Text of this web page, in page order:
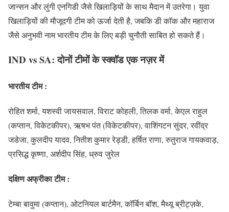
जान्सन और लुंगी एनगिडी जैसे खिलाड़ियों के साथ मैदान में उतरेगा। युवा
खिलाड़ियों की मौजूदगी टीम को ऊर्जा देती है, जबकि डी कॉक और महाराज
जैसे अनुभवी नाम भारतीय टीम के लिए बड़ी चुनौती साबित हो सकते हैं।
IND vs SA: दोनों टीमों के स्क्वॉड एक नज़र में
भारतीय टीम :
रोहित शर्मा, यशस्वी जायसवाल, विराट कोहली, तिलक वर्मा, केएल राहुल
(कप्तान, विकेटकीपर), ऋषभ पंत (विकेटकीपर), वाशिंगटन सुंदर, रवींद्र
जडेजा, कुलदीप यादव, नितीश कुमार रेड्डी, हर्षित राणा, रुतुराज गायकवाड़,
प्रसिद्ध कृष्णा, अर्शदीप सिंह, ध्रुव जुरेल
दक्षिण अफ्रीका टीम :
टेम्बा बावुमा (कप्तान), ओटनियल बार्टमैन, कॉर्बिन बॉश, मैथ्यू ब्रीट्ज़के,